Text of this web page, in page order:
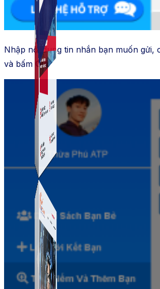
Simple Live
Phần mềm tạo kịch bản bình luận
Simple Instagram
Phần mềm gửi follow, nhắn tin, nuôi
Nhập nội dung tin nhắn bạn muốn gửi,
và bấm Gửi.